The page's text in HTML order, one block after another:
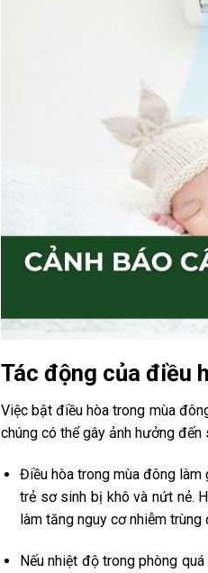
Tác động của điều
Việc bật điều hòa trong mùa
chúng có thể gây ảnh hưởng đến
Điều hòa trong mùa đông làm
trẻ sơ sinh bị khô và nứt nẻ.
làm tăng nguy cơ nhiễm
Nếu nhiệt độ trong phòng